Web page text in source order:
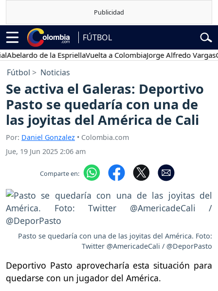
FÚTBOL
de la EspriellaVuelta a ColombiaJorge Alfredo Vargas
Fútbol Noticias
Se activa el Galeras: Deportivo
Pasto se quedaría con una de
las joyitas del América de Cali
Por: Daniel Gonzalez • Colombia.com
Jue, 19 Jun 2025 2:06 am
Comparte en:
Pasto se quedaría con una de las joyitas del América. Foto:
Twitter @AmericadeCali / @DeporPasto
Deportivo Pasto aprovecharía esta situación para
quedarse con un jugador del América.